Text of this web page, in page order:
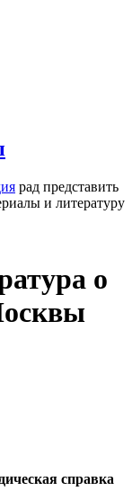
рад представить
и литературу
о
справка